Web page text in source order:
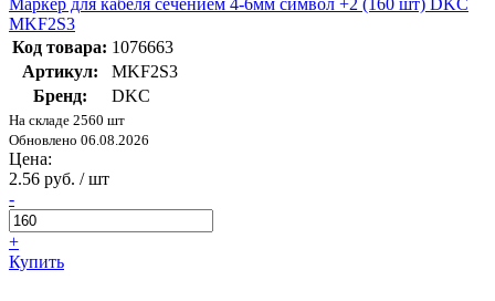
MKF2S3
Код товара: 1076663
Артикул:
MKF2S3
Бренд:
DKC
На складе 2560 шт
Обновлено 06.08.2026
Цена:
2.56 руб. / шт
-
+
Купить